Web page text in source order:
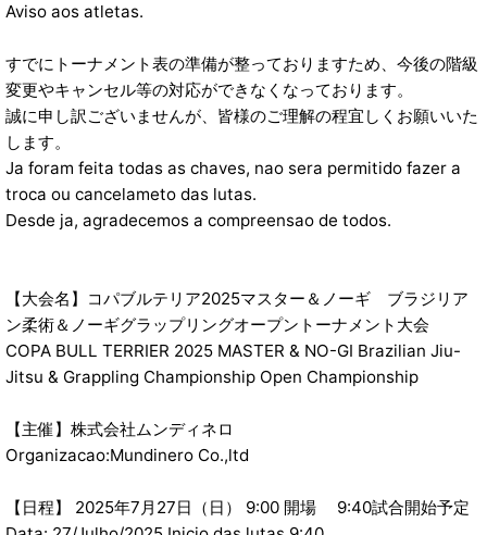
Aviso aos atletas.
すでにトーナメント表の準備が整っておりますため、今後の階級
変更やキャンセル等の対応ができなくなっております。
誠に申し訳ございませんが、皆様のご理解の程宜しくお願いいた
します。
Ja foram feita todas as chaves, nao sera permitido fazer a
troca ou cancelameto das lutas.
Desde ja, agradecemos a compreensao de todos.
【大会名】コパブルテリア2025マスター＆ノーギ ブラジリア
ン柔術＆ノーギグラップリングオープントーナメント大会
COPA BULL TERRIER 2025 MASTER & NO-GI Brazilian Jiu-
Jitsu & Grappling Championship Open Championship
【主催】株式会社ムンディネロ
Organizacao:Mundinero Co.,ltd
【日程】 2025年7月27日（日） 9:00 開場 9:40試合開始予定